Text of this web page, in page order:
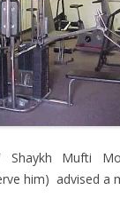
Shaykh Mufti
him) advised a